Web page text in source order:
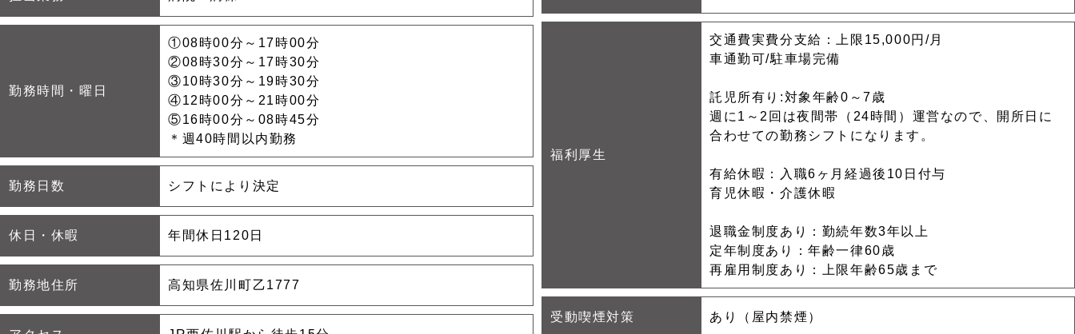
勤務時間・曜日
①08時00分～17時00分
②08時30分～17時30分
③10時30分～19時30分
④12時00分～21時00分
⑤16時00分～08時45分
＊週40時間以内勤務
勤務日数 シフトにより決定
休日・休暇 年間休日120日
勤務地住所 高知県佐川町乙1777
福利厚生
交通費実費分支給：上限15,000円/月
車通勤可/駐車場完備
託児所有り:対象年齢0～7歳
週に1～2回は夜間帯（24時間）運営なので、開所日に
合わせての勤務シフトになります。
有給休暇：入職6ヶ月経過後10日付与
育児休暇・介護休暇
退職金制度あり：勤続年数3年以上
定年制度あり：年齢一律60歳
再雇用制度あり：上限年齢65歳まで
受動喫煙対策 あり（屋内禁煙）